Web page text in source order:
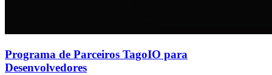
Programa de Parceiros TagoIO para
Desenvolvedores